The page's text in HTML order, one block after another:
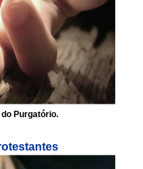
Purgatório.